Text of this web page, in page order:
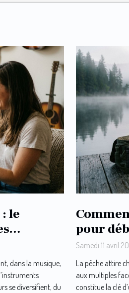
le
dans la musique,
se diversifient, du
pour
Samedi 11 avril
La pêche attire
aux multiples
constitue la clé